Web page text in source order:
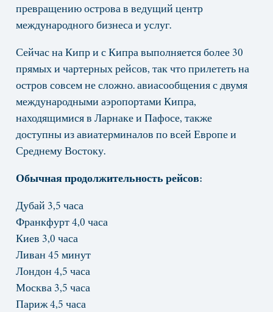
превращению острова в ведущий центр
международного бизнеса и услуг.
Сейчас на Кипр и с Кипра выполняется более 30
прямых и чартерных рейсов, так что прилететь на
остров совсем не сложно. авиасообщения с двумя
международными аэропортами Кипра,
находящимися в Ларнаке и Пафосе, также
доступны из авиатерминалов по всей Европе и
Среднему Востоку.
Обычная продолжительность рейсов:
Дубай 3,5 часа
Франкфурт 4,0 часа
Киев 3,0 часа
Ливан 45 минут
Лондон 4,5 часа
Москва 3,5 часа
Париж 4,5 часа